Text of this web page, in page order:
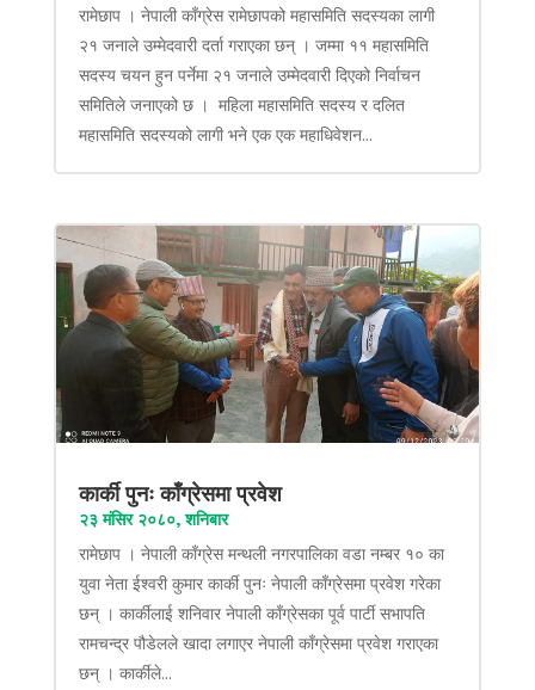
रामेछाप । नेपाली काँग्रेस रामेछापको महासमिति सदस्यका लागी
२१ जनाले उम्मेदवारी दर्ता गराएका छन् । जम्मा ११ महासमिति
सदस्य चयन हुन पर्नेमा २१ जनाले उम्मेदवारी दिएको निर्वाचन
समितिले जनाएको छ । महिला महासमिति सदस्य र दलित
महासमिति सदस्यको लागी भने एक एक महाधिवेशन...
कार्की पुनः काँग्रेसमा प्रवेश
२३ मंसिर २०८०, शनिबार
रामेछाप । नेपाली काँग्रेस मन्थली नगरपालिका वडा नम्बर १० का
युवा नेता ईश्वरी कुमार कार्की पुनः नेपाली काँग्रेसमा प्रवेश गरेका
छन् । कार्कीलाई शनिवार नेपाली काँग्रेसका पूर्व पार्टी सभापति
रामचन्द्र पौडेलले खादा लगाएर नेपाली काँग्रेसमा प्रवेश गराएका
छन् । कार्कीले...